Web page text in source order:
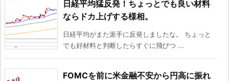
日経平均猛反発！ちょっとでも良い材料
ならドカ上げする様相。
日経平均がまた派手に反発しましたな。 ちょっと
でも好材料と判断したらすぐに飛びつ ...
FOMCを前に米金融不安から円高に振れ